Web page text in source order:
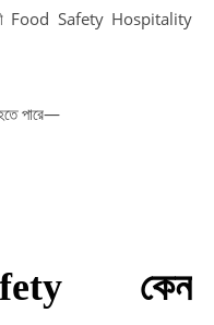
Food Safety Hospitality
পারে—
কেন